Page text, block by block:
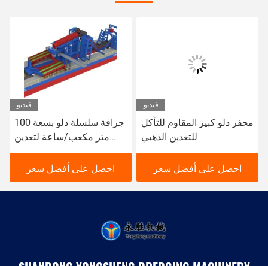
محفر دلو كبير المقاوم للتآكل
للتعدين الذهبي
احصل على أفضل سعر
نهر الذهب سلسلة
دلو جرف مع المزلق
احصل على أفضل سعر